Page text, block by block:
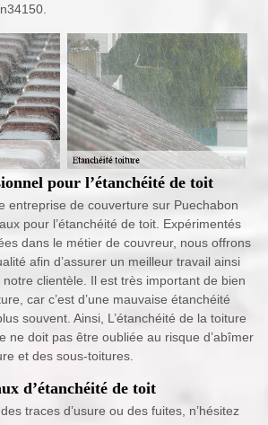
pour l’étanchéité de toit
entreprise de couverture sur Puechabon
pour l’étanchéité de toit. Expérimentés
dans le métier de couvreur, nous offrons
afin d’assurer un meilleur travail ainsi
clientèle. Il est très important de bien
car c’est d’une mauvaise étanchéité
souvent. Ainsi, L’étanchéité de la toiture
ne doit pas être oubliée au risque d’abîmer
et des sous-toitures.
d’étanchéité de toit
traces d’usure ou des fuites, n’hésitez